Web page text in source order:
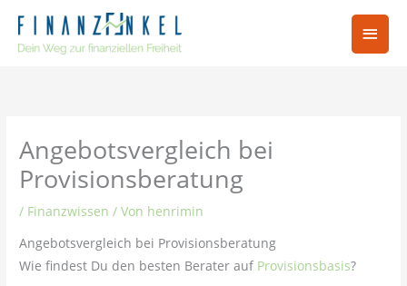
Inhalt
springen
Angebotsvergleich bei
Provisionsberatung
/ Finanzwissen / Von henrimin
Angebotsvergleich bei Provisionsberatung
Wie findest Du den besten Berater auf Provisionsbasis?